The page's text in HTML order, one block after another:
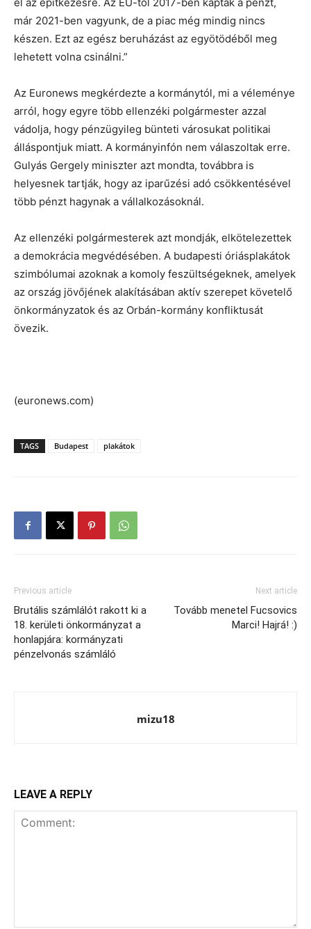
el az építkezésre. Az EU-tól 2017-ben kapták a pénzt,
már 2021-ben vagyunk, de a piac még mindig nincs
készen. Ezt az egész beruházást az egyötödéből meg
lehetett volna csinálni.”
Az Euronews megkérdezte a kormánytól, mi a véleménye
arról, hogy egyre több ellenzéki polgármester azzal
vádolja, hogy pénzügyileg bünteti városukat politikai
álláspontjuk miatt. A kormányinfón nem válaszoltak erre.
Gulyás Gergely miniszter azt mondta, továbbra is
helyesnek tartják, hogy az iparűzési adó csökkentésével
több pénzt hagynak a vállalkozásoknál.
Az ellenzéki polgármesterek azt mondják, elkötelezettek
a demokrácia megvédésében. A budapesti óriásplakátok
szimbólumai azoknak a komoly feszültségeknek, amelyek
az ország jövőjének alakításában aktív szerepet követelő
önkormányzatok és az Orbán-kormány konfliktusát
övezik.
(euronews.com)
TAGS Budapest plakátok
Previous article
Brutális számlálót rakott ki a
18. kerületi önkormányzat a
honlapjára: kormányzati
pénzelvonás számláló
Next article
Tovább menetel Fucsovics
Marci! Hajrá! :)
mizu18
LEAVE A REPLY